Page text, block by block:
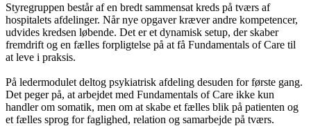
Styregruppen består af en bredt sammensat kreds på tværs af
hospitalets afdelinger. Når nye opgaver kræver andre kompetencer,
udvides kredsen løbende. Det er et dynamisk setup, der skaber
fremdrift og en fælles forpligtelse på at få Fundamentals of Care til
at leve i praksis.
På ledermodulet deltog psykiatrisk afdeling desuden for første gang.
Det peger på, at arbejdet med Fundamentals of Care ikke kun
handler om somatik, men om at skabe et fælles blik på patienten og
et fælles sprog for faglighed, relation og samarbejde på tværs.